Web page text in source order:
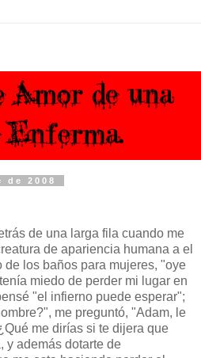
de 2008
de una larga fila cuando me
de apariencia humana a el
de los baños para mujeres, "oye
miedo de perder mi lugar en
"el infierno puede esperar";
me preguntó, "Adam, le
me dirías si te dijera que
y además dotarte de